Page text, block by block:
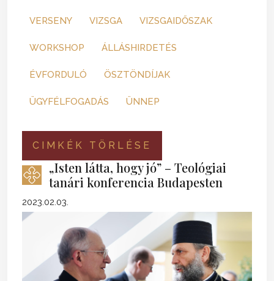
VERSENY VIZSGA VIZSGAIDŐSZAK
WORKSHOP ÁLLÁSHIRDETÉS
ÉVFORDULÓ ÖSZTÖNDÍJAK
ÜGYFÉLFOGADÁS ÜNNEP
CIMKÉK TÖRLÉSE
„Isten látta, hogy jó” – Teológiai
tanári konferencia Budapesten
2023.02.03.